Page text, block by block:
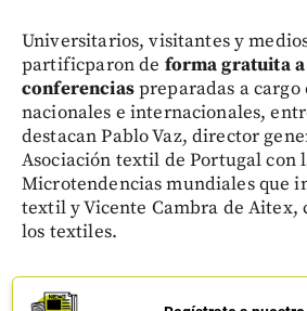
Universitarios, visitantes y
partificparon de forma gratuita a
conferenciaspreparadas a cargo
nacionales e internacionales,
destacan Pablo Vaz, director
Asociación textil de Portugal con
Microtendencias mundiales que
textil y Vicente Cambra de Aitex,
los textiles.